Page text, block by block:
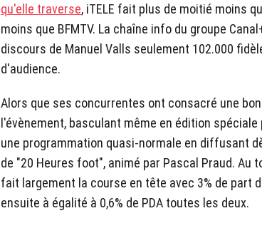
qu'elle traverse, iTELE fait plus de moitié moins
moins que BFMTV. La chaîne info du groupe
discours de Manuel Valls seulement 102.000
d'audience.
Alors que ses concurrentes ont consacré une
l'évènement, basculant même en édition spéciale
une programmation quasi-normale en diffusant
de "20 Heures foot", animé par Pascal Praud. Au
fait largement la course en tête avec 3% de part
ensuite à égalité à 0,6% de PDA toutes les deux.